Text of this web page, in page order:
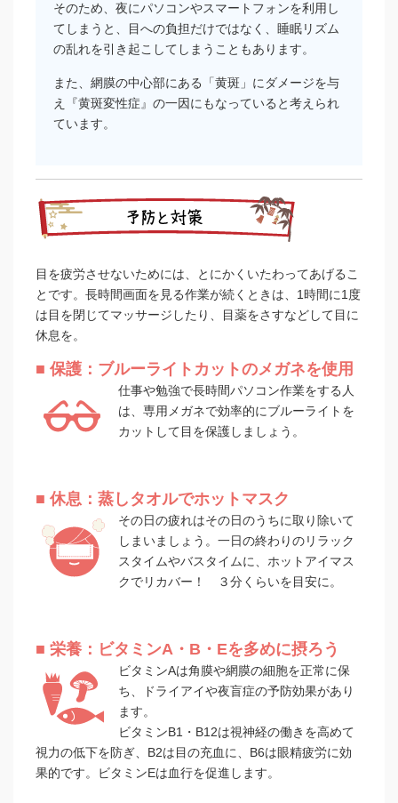
そのため、夜にパソコンやスマートフォンを利用し
てしまうと、目への負担だけではなく、睡眠リズム
の乱れを引き起こしてしまうこともあります。
また、網膜の中心部にある「黄斑」にダメージを与
え『黄斑変性症』の一因にもなっていると考えられ
ています。
目を疲労させないためには、とにかくいたわってあげるこ
とです。長時間画面を見る作業が続くときは、1時間に1度
は目を閉じてマッサージしたり、目薬をさすなどして目に
休息を。
■ 保護：ブルーライトカットのメガネを使用
仕事や勉強で長時間パソコン作業をする人
は、専用メガネで効率的にブルーライトを
カットして目を保護しましょう。
■ 休息：蒸しタオルでホットマスク
その日の疲れはその日のうちに取り除いて
しまいましょう。一日の終わりのリラック
スタイムやバスタイムに、ホットアイマス
クでリカバー！ ３分くらいを目安に。
■ 栄養：ビタミンA・B・Eを多めに摂ろう
ビタミンAは角膜や網膜の細胞を正常に保
ち、ドライアイや夜盲症の予防効果があり
ます。
ビタミンB1・B12は視神経の働きを高めて
視力の低下を防ぎ、B2は目の充血に、B6は眼精疲労に効
果的です。ビタミンEは血行を促進します。